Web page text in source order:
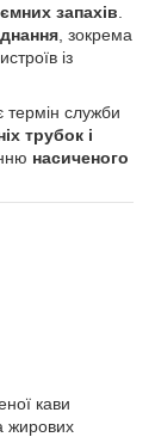
запахів
, зокрема
із
термін служби
трубок і
насиченого
кави
жирових